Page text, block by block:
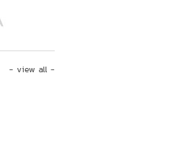
- view all -